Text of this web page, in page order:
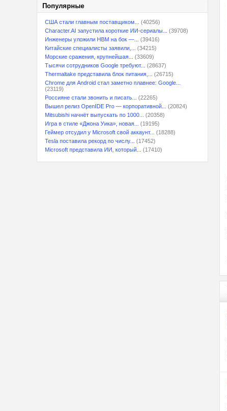
Популярные
США стали главным поставщиком...
(40256)
Character.AI запустила короткие ИИ-сериалы...
(39708)
Инженеры уложили HBM на бок —...
(39416)
Китайские специалисты заявили,...
(34215)
Морские сражения, крупнейшая...
(33609)
Тысячи сотрудников Google требуют...
(28637)
Thermaltake представила блок питания,...
(26715)
Chrome для Android стал заметно плавнее: Google...
(23119)
Россияне стали звонить и писать...
(22265)
Вышел релиз OpenIDE Pro — корпоративной...
(20824)
Mitsubishi начнёт выпускать по 1000...
(20358)
Игра в стиле «Джона Уика», новая...
(19195)
Геймер отсудил у Microsoft свой аккаунт...
(18288)
Tesla поставила рекорд по числу...
(17452)
Microsoft представила ИИ, который...
(17410)